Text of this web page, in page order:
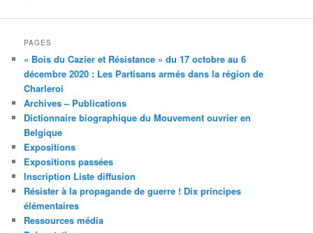
PAGES
« Bois du Cazier et Résistance » du 17 octobre au 6
décembre 2020 : Les Partisans armés dans la région de
Charleroi
Archives – Publications
Dictionnaire biographique du Mouvement ouvrier en
Belgique
Expositions
Expositions passées
Inscription Liste diffusion
Résister à la propagande de guerre ! Dix principes
élémentaires
Ressources média